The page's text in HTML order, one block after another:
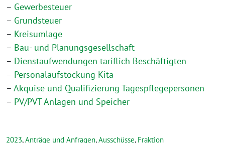
– Gewerbesteuer
– Grundsteuer
– Kreisumlage
– Bau- und Planungsgesellschaft
– Dienstaufwendungen tariflich Beschäftigten
– Personalaufstockung Kita
– Akquise und Qualifizierung Tagespflegepersonen
– PV/PVT Anlagen und Speicher
2023,Anträge und Anfragen,Ausschüsse, Fraktion